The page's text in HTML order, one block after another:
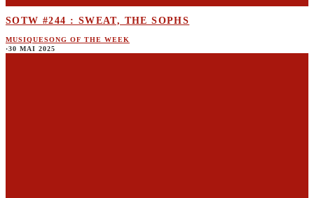
SOTW #244 : SWEAT, THE SOPHS
MUSIQUESONG OF THE WEEK
·30 MAI 2025